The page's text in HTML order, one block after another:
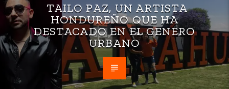
TAILO PAZ, UN ARTISTA
HONDUREÑO QUE HA
DESTACADO EN EL GENERO
URBANO